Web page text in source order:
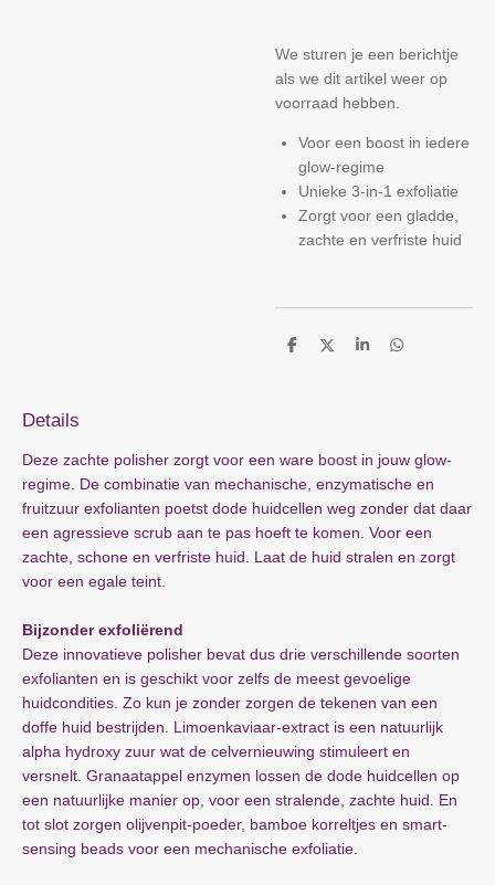
We sturen je een berichtje
als we dit artikel weer op
voorraad hebben.
Voor een boost in iedere
glow-regime
Unieke 3-in-1 exfoliatie
Zorgt voor een gladde,
zachte en verfriste huid
D
D
S
D
Details
Deze zachte polisher zorgt voor een ware boost in jouw glow-
regime. De combinatie van mechanische, enzymatische en
fruitzuur exfolianten poetst dode huidcellen weg zonder dat daar
een agressieve scrub aan te pas hoeft te komen. Voor een
zachte, schone en verfriste huid. Laat de huid stralen en zorgt
voor een egale teint.
Bijzonder exfoliërend
Deze innovatieve polisher bevat dus drie verschillende soorten
exfolianten en is geschikt voor zelfs de meest gevoelige
huidcondities. Zo kun je zonder zorgen de tekenen van een
doffe huid bestrijden. Limoenkaviaar-extract is een natuurlijk
alpha hydroxy zuur wat de celvernieuwing stimuleert en
versnelt. Granaatappel enzymen lossen de dode huidcellen op
een natuurlijke manier op, voor een stralende, zachte huid. En
tot slot zorgen olijvenpit-poeder, bamboe korreltjes en smart-
sensing beads voor een mechanische exfoliatie.